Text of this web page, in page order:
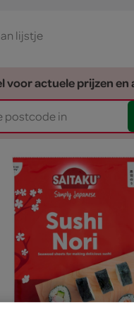
lijstje
voor actuele prijzen